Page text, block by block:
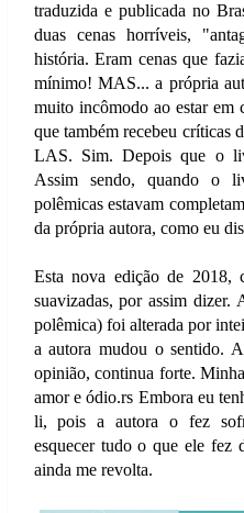
traduzida e publicada no
duas cenas horríveis,
história. Eram cenas que
mínimo! MAS... a própria
muito incômodo ao estar em
que também recebeu
LAS. Sim. Depois que o
Assim sendo, quando o
polêmicas estavam
da própria autora, como eu
Esta nova edição de 2018,
suavizadas, por assim dizer.
polêmica) foi alterada por
a autora mudou o sentido.
opinião, continua forte.
amor e ódio.rs Embora eu
li, pois a autora o fez
esquecer tudo o que ele
ainda me revolta.